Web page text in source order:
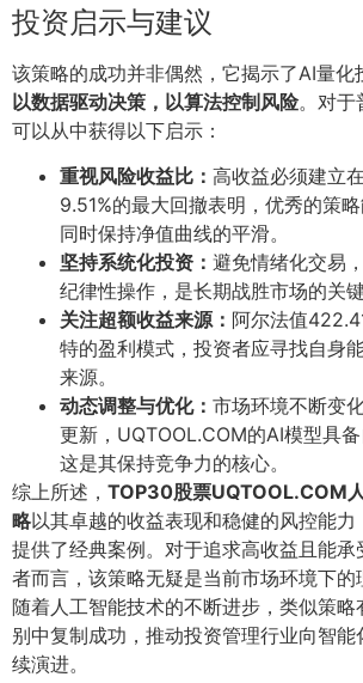
投资启示与建议
该策略的成功并非偶然，它揭示了AI量化
以数据驱动决策，以算法控制风险。对于
可以从中获得以下启示：
重视风险收益比： 高收益必须建立
9.51%的最大回撤表明，优秀的策
同时保持净值曲线的平滑。
坚持系统化投资： 避免情绪化交易
纪律性操作，是长期战胜市场的关键
关注超额收益来源： 阿尔法值
特的盈利模式，投资者应寻找自身
来源。
动态调整与优化： 市场环境不断变
更新，UQTOOL.COM的AI模型具备
这是其保持竞争力的核心。
综上所述， TOP30股票UQTOOL.COM
略以其卓越的收益表现和稳健的风控能
提供了经典案例。对于追求高收益且能承
者而言，该策略无疑是当前市场环境下的
随着人工智能技术的不断进步，类似策
别中复制成功，推动投资管理行业向智
续演进。